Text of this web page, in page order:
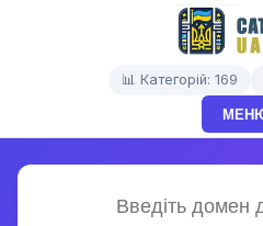
📊 Категорій: 169